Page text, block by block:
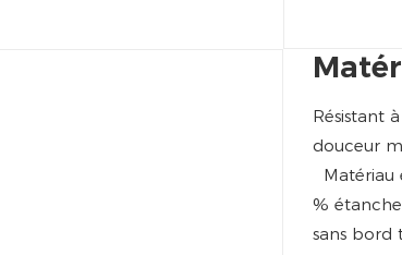
Résistant
douceur
Matériau
%
sans bord